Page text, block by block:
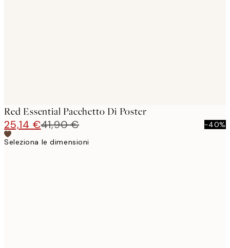
Red Essential Pacchetto Di Poster
25,14 €41,90 €
-40%
Seleziona le dimensioni